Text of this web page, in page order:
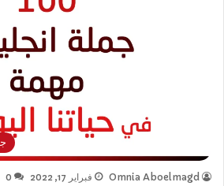
Omnia Aboelmagd فبراير 17, 2022 0